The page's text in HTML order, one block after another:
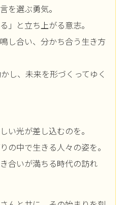
を選ぶ勇気。
」と立ち上がる意志。
し合い、分かち合う生き方
し、未来を形づくってゆく
い光が差し込むのを。
の中で生きる人々の姿を。
合いが満ちる時代の訪れ